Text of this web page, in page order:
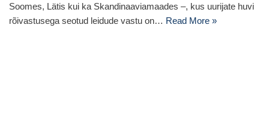
Soomes, Lätis kui ka Skandinaaviamaades –, kus uurijate huvi
rõivastusega seotud leidude vastu on… Read More »